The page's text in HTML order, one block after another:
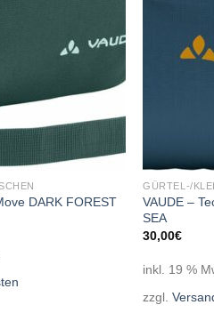
DARK FOREST
GÜRTEL-/
VAUDE –
SEA
30,00€
inkl. 19 %
zzgl.